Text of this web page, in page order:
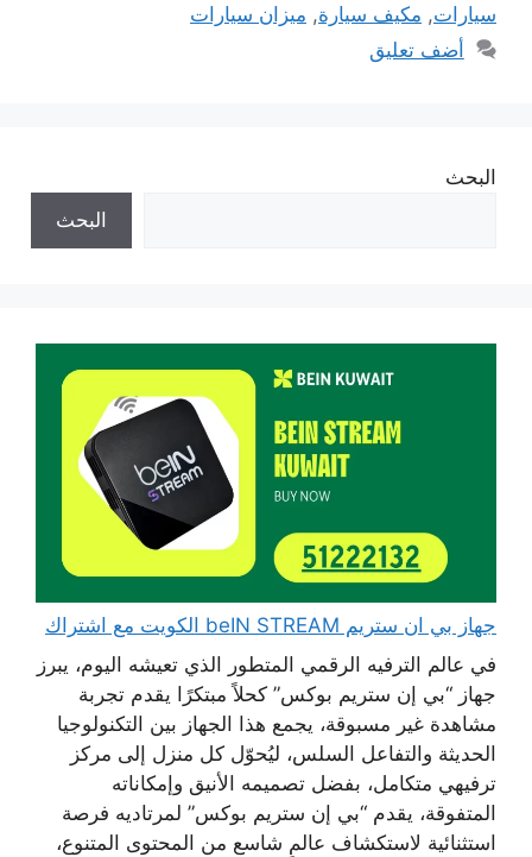
سيارات, مكيف سيارة, ميزان سيارات
أضف تعليق
البحث
البحث
جهاز بي ان ستريم beIN STREAM الكويت مع اشتراك
في عالم الترفيه الرقمي المتطور الذي تعيشه اليوم، يبرز
جهاز “بي إن ستريم بوكس” كحلاً مبتكرًا يقدم تجربة
مشاهدة غير مسبوقة، يجمع هذا الجهاز بين التكنولوجيا
الحديثة والتفاعل السلس، ليُحوّل كل منزل إلى مركز
ترفيهي متكامل، بفضل تصميمه الأنيق وإمكاناته
المتفوقة، يقدم “بي إن ستريم بوكس” لمرتاديه فرصة
استثنائية لاستكشاف عالمٍ شاسع من المحتوى المتنوع،